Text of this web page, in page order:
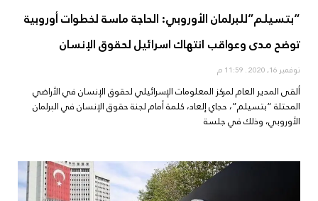
“بتسيلم”للبرلمان الأوروبي: الحاجة ماسة لخطوات أوروبية
توضح مدى وعواقب انتهاك اسرائيل لحقوق الإنسان
نوفمبر 16, 2020
ألقى المدير العام لمركز المعلومات الإسرائيلي لحقوق الإنسان في الأراضي
المحتلة “بتسيلم”، حجاي إلعاد، كلمة أمام لجنة حقوق الإنسان في البرلمان
الأوروبي، وذلك في جلسة